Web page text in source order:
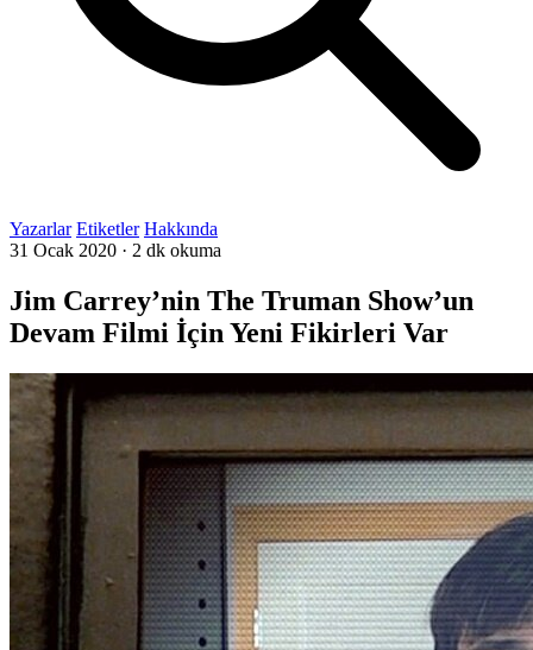
Yazarlar Etiketler Hakkında
31 Ocak 2020 · 2 dk okuma
Jim Carrey’nin The Truman Show’un
Devam Filmi İçin Yeni Fikirleri Var